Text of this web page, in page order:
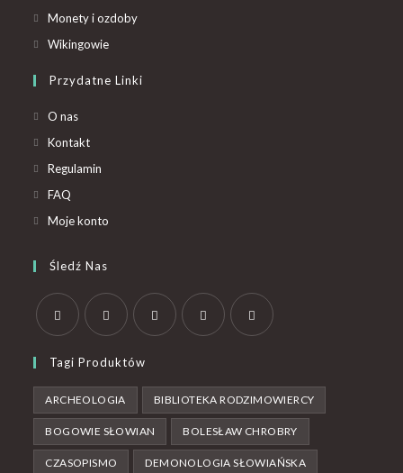
Monety i ozdoby
Wikingowie
Przydatne Linki
O nas
Kontakt
Regulamin
FAQ
Moje konto
Śledź Nas
Tagi Produktów
ARCHEOLOGIA BIBLIOTEKA RODZIMOWIERCY
BOGOWIE SŁOWIAN BOLESŁAW CHROBRY
CZASOPISMO DEMONOLOGIA SŁOWIAŃSKA